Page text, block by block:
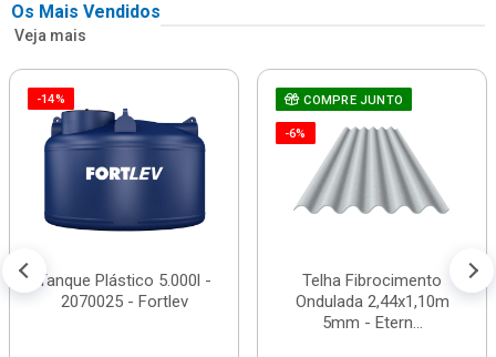
Os Mais Vendidos
Veja mais
-14%
Tanque Plástico 5.000l -
2070025 - Fortlev
COMPRE JUNTO
-6%
Telha Fibrocimento
Ondulada 2,44x1,10m
5mm - Etern...